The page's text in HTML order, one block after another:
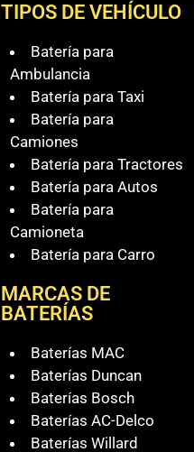
TIPOS DE VEHÍCULO
Batería para
Ambulancia
Batería para Taxi
Batería para
Camiones
Batería para Tractores
Batería para Autos
Batería para
Camioneta
Batería para Carro
MARCAS DE
BATERÍAS
Baterías MAC
Baterías Duncan
Baterías Bosch
Baterías AC-Delco
Baterías Willard